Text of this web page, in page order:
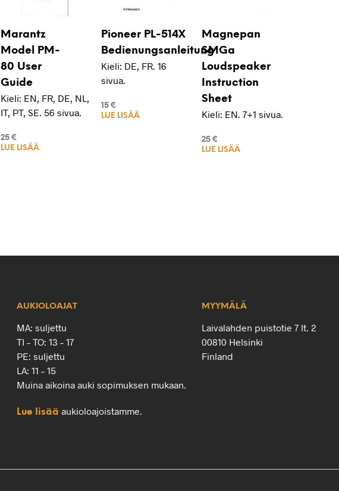
Marantz
Model PM-
80 User
Guide
Kieli: EN, FR, DE, NL,
IT, PT, SE. 56 sivua.
25 €
LUE LISÄÄ
Pioneer PL-514X
Bedienungsanleitung
Kieli: DE, FR. 16
sivua.
15 €
LUE LISÄÄ
Magnepan
SMGa
Loudspeaker
Instruction
Sheet
Kieli: EN. 7+1 sivua.
25 €
LUE LISÄÄ
AUKIOLOAJAT
MA: suljettu
TI – TO: 13 – 17
PE: suljettu
LA: 11 – 15
Muina aikoina auki sopimuksen mukaan.
Lue lisää aukioloajoistamme.
MYYMÄLÄ
Laivalahden puistotie 7 lt. 2
00810 Helsinki
Finland